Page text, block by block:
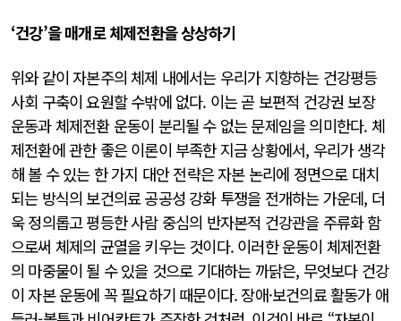
‘건강’을 매개로 체제전환을 상상하기
위와 같이 자본주의 체제 내에서는 우리가 지향하는 건강평등
사회 구축이 요원할 수밖에 없다. 이는 곧 보편적 건강권 보장
운동과 체제전환 운동이 분리될 수 없는 문제임을 의미한다. 체
제전환에 관한 좋은 이론이 부족한 지금 상황에서, 우리가 생각
해 볼 수 있는 한 가지 대안 전략은 자본 논리에 정면으로 대치
되는 방식의 보건의료 공공성 강화 투쟁을 전개하는 가운데, 더
욱 정의롭고 평등한 사람 중심의 반자본적 건강관을 주류화 함
으로써 체제의 균열을 키우는 것이다. 이러한 운동이 체제전환
의 마중물이 될 수 있을 것으로 기대하는 까닭은, 무엇보다 건강
이 자본 운동에 꼭 필요하기 때문이다. 장애·보건의료 활동가 애